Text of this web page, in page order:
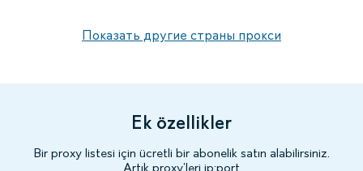
Показать другие страны прокси
Ek özellikler
Bir proxy listesi için ücretli bir abonelik satın alabilirsiniz.
Artık proxy’leri ip:port